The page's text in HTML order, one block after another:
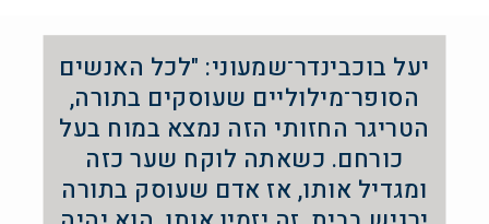
יעל בוכבינדר־שמעוני: "לכל האנשים
הסופר־מילוליים שעוסקים בתורה,
הטריגר החזותי הזה נמצא במוח בעל
כורחם. כשאתה לוקח שער כזה
ומגדיל אותו, אז אדם שעוסק בתורה